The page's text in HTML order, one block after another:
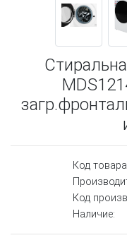
Код
Код
Наличие: